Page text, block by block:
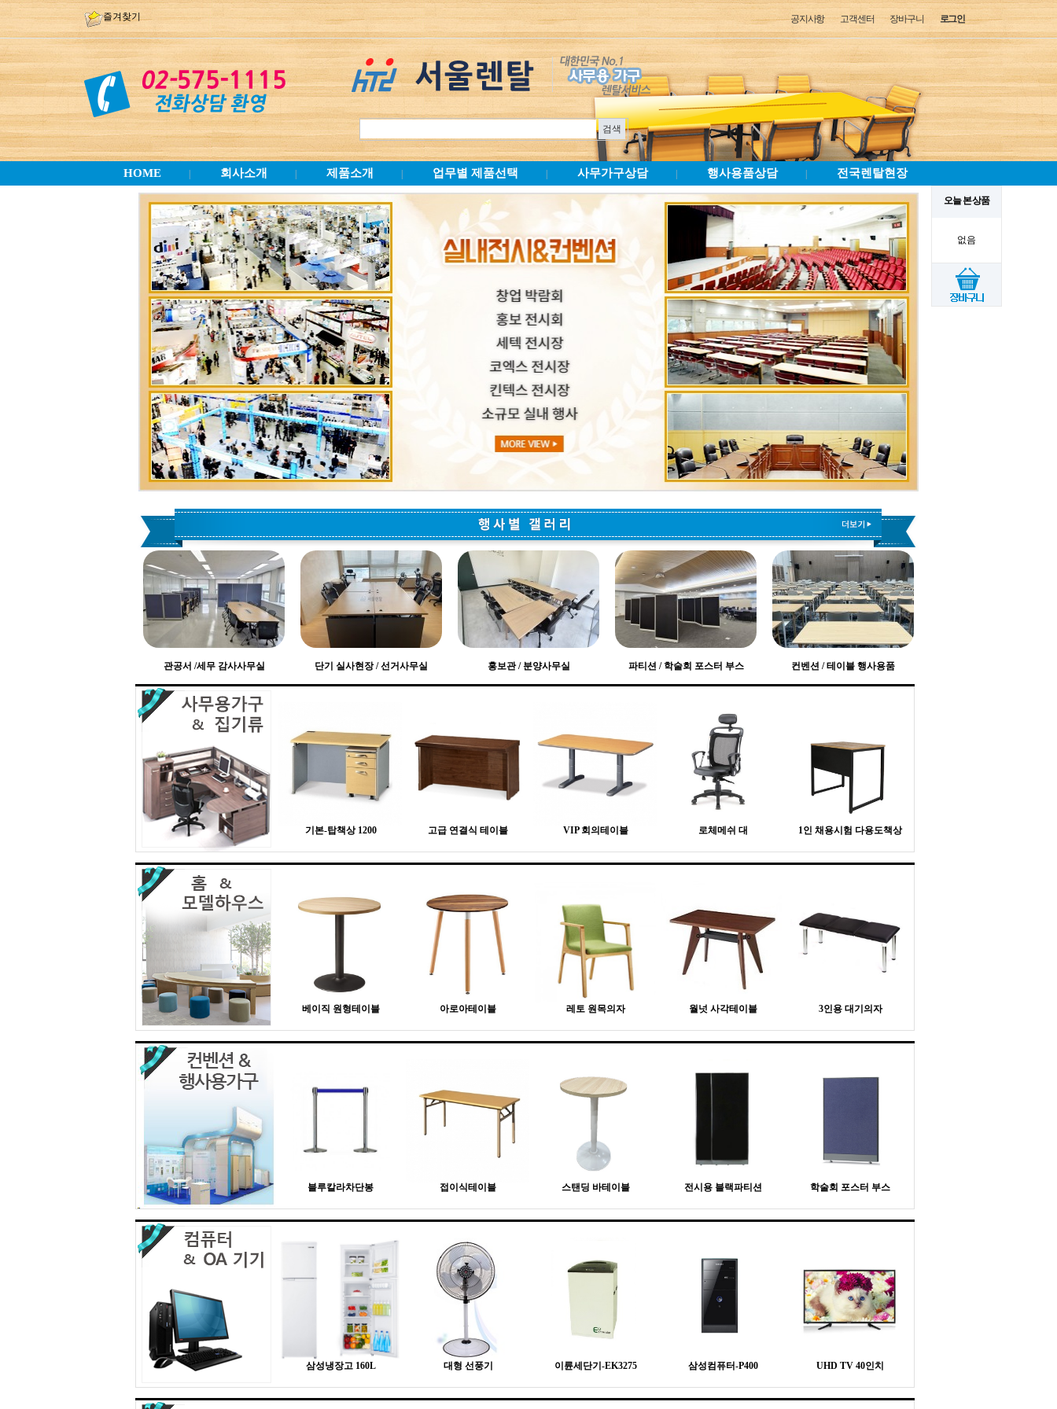
즐겨찾기 로그인
장바구니
고객센터
공지사항
HOME 회사소개 제품소개 업무별 제품선택 사무가구상담 행사용품상담 전국렌탈현장
오늘 본 상품
없음
관공서 /세무 감사사무실 단기 실사현장 / 선거사무실 홍보관 / 분양사무실 파티션 / 학술회 포스터 부스 컨벤션 / 테이블 행사용품
기본-탑책상 1200 고급 연결식 테이블 VIP 회의테이블 로체메쉬 대 1인 채용시험 다용도책상
베이직 원형테이블 아로아테이블 레토 원목의자 월넛 사각테이블 3인용 대기의자
블루칼라차단봉 접이식테이블 스탠딩 바테이블 전시용 블랙파티션 학술회 포스터 부스
삼성냉장고 160L 대형 선풍기 이륜세단기-EK3275 삼성컴퓨터-P400 UHD TV 40인치